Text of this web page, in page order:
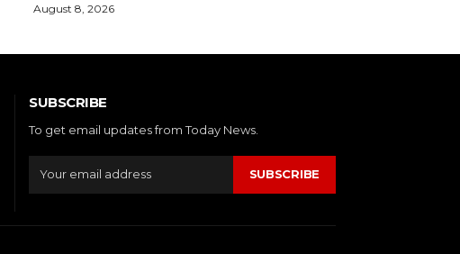
August 8, 2026
SUBSCRIBE
To get email updates from Today News.
SUBSCRIBE